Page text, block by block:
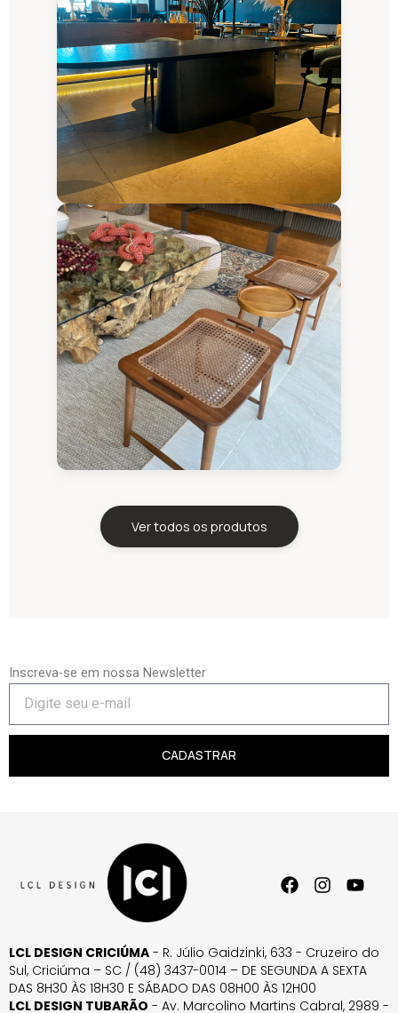
Ver todos os produtos
Inscreva-se em nossa Newsletter
CADASTRAR
LCL DESIGN CRICIÚMA - R. Júlio Gaidzinki, 633 - Cruzeiro do
Sul, Criciúma – SC / (48) 3437-0014 – DE SEGUNDA A SEXTA
DAS 8H30 ÀS 18H30 E SÁBADO DAS 08H00 ÀS 12H00
LCL DESIGN TUBARÃO - Av. Marcolino Martins Cabral, 2989 -